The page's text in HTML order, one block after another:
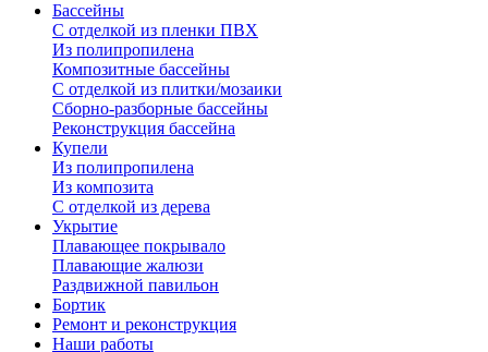
Бассейны
С отделкой из пленки ПВХ
Из полипропилена
Композитные бассейны
С отделкой из плитки/мозаики
Сборно-разборные бассейны
Реконструкция бассейна
Купели
Из полипропилена
Из композита
С отделкой из дерева
Укрытие
Плавающее покрывало
Плавающие жалюзи
Раздвижной павильон
Бортик
Ремонт и реконструкция
Наши работы